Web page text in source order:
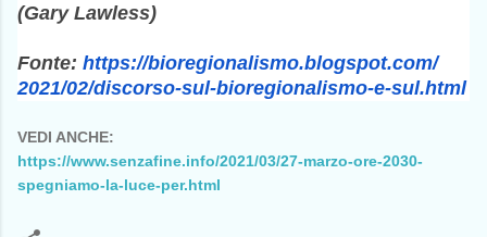
(Gary Lawless)
Fonte: https://bioregionalismo.blogspot.com/
2021/02/discorso-sul-bioregionalismo-e-sul.html
VEDI ANCHE:
https://www.senzafine.info/2021/03/27-marzo-ore-2030-
spegniamo-la-luce-per.html